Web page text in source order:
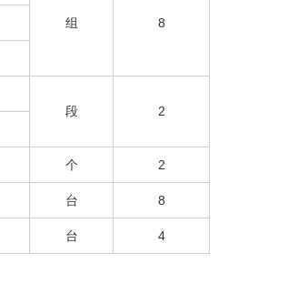
组 8
段
2
个 2
台 8
台 4